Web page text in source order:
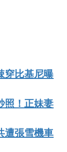
穿比基尼曝
照！正妹妻
遭張雪機車